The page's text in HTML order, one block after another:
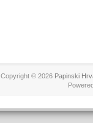
Copyright © 2026 Papinski